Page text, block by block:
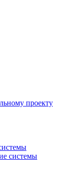
проекту
системы